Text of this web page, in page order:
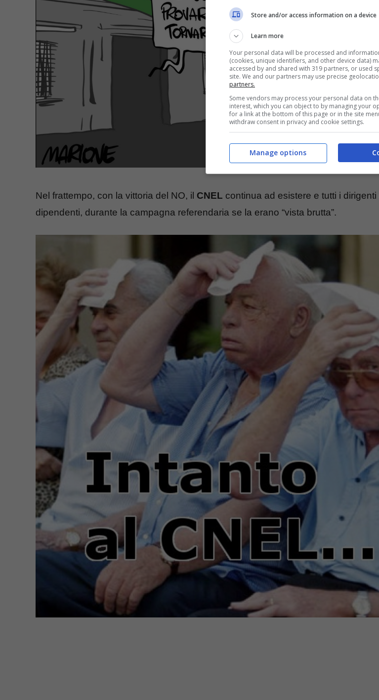
Nel frattempo, con la vittoria del NO, il CNEL continua ad esistere e tutti i dirigenti
dipendenti, durante la campagna referendaria se la erano “vista brutta”.
Store and/or access information on a device
Learn more
Your personal data will be processed and
(cookies, unique identifiers, and other device data)
accessed by and shared with 319 partners, or used
site. We and our partners may use precise
partners.
Some vendors may process your personal data on
interest, which you can object to by managing your
for a link at the bottom of this page or in the site
withdraw consent in privacy and cookie settings.
Manage options